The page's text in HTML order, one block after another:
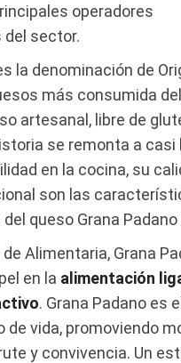
operadores
sector.
la denominación de
más consumida
artesanal, libre de
se remonta a casi
en la cocina, su
son las
queso Grana Padano
Alimentaria, Grana
en la alimentación
. Grana Padano es
de vida, promoviendo
y convivencia. Un